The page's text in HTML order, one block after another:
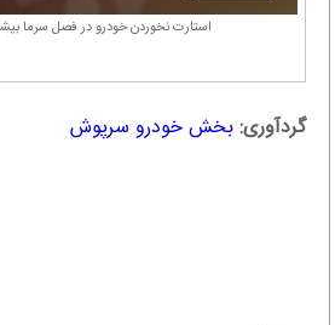
استارت نخوردن خودرو در فصل سرما
گردآوری:بخش خودرو سرپوش